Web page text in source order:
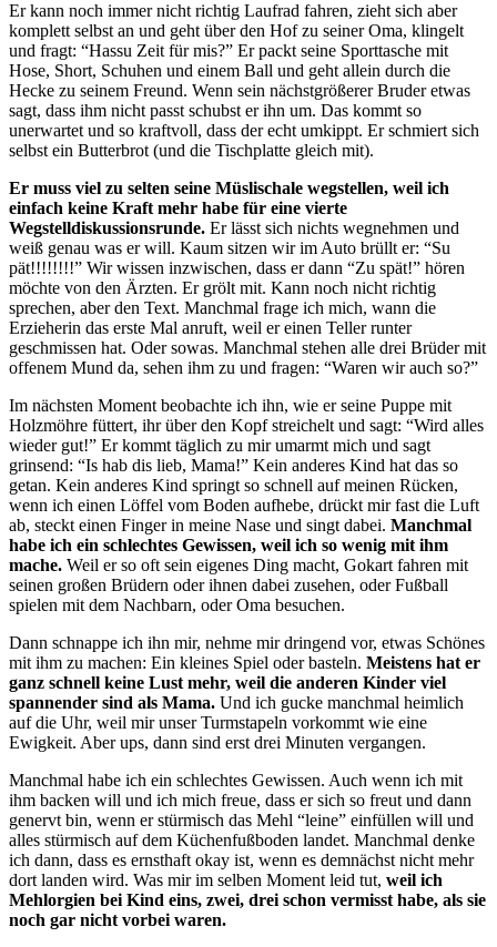
Er kann noch immer nicht richtig Laufrad fahren, zieht sich aber
komplett selbst an und geht über den Hof zu seiner Oma, klingelt
und fragt: “Hassu Zeit für mis?” Er packt seine Sporttasche mit
Hose, Short, Schuhen und einem Ball und geht allein durch die
Hecke zu seinem Freund. Wenn sein nächstgrößerer Bruder etwas
sagt, dass ihm nicht passt schubst er ihn um. Das kommt so
unerwartet und so kraftvoll, dass der echt umkippt. Er schmiert sich
selbst ein Butterbrot (und die Tischplatte gleich mit).
Er muss viel zu selten seine Müslischale wegstellen, weil ich
einfach keine Kraft mehr habe für eine vierte
Wegstelldiskussionsrunde. Er lässt sich nichts wegnehmen und
weiß genau was er will. Kaum sitzen wir im Auto brüllt er: “Su
pät!!!!!!!!” Wir wissen inzwischen, dass er dann “Zu spät!” hören
möchte von den Ärzten. Er grölt mit. Kann noch nicht richtig
sprechen, aber den Text. Manchmal frage ich mich, wann die
Erzieherin das erste Mal anruft, weil er einen Teller runter
geschmissen hat. Oder sowas. Manchmal stehen alle drei Brüder mit
offenem Mund da, sehen ihm zu und fragen: “Waren wir auch so?”
Im nächsten Moment beobachte ich ihn, wie er seine Puppe mit
Holzmöhre füttert, ihr über den Kopf streichelt und sagt: “Wird alles
wieder gut!” Er kommt täglich zu mir umarmt mich und sagt
grinsend: “Is hab dis lieb, Mama!” Kein anderes Kind hat das so
getan. Kein anderes Kind springt so schnell auf meinen Rücken,
wenn ich einen Löffel vom Boden aufhebe, drückt mir fast die Luft
ab, steckt einen Finger in meine Nase und singt dabei. Manchmal
habe ich ein schlechtes Gewissen, weil ich so wenig mit ihm
mache. Weil er so oft sein eigenes Ding macht, Gokart fahren mit
seinen großen Brüdern oder ihnen dabei zusehen, oder Fußball
spielen mit dem Nachbarn, oder Oma besuchen.
Dann schnappe ich ihn mir, nehme mir dringend vor, etwas Schönes
mit ihm zu machen: Ein kleines Spiel oder basteln. Meistens hat er
ganz schnell keine Lust mehr, weil die anderen Kinder viel
spannender sind als Mama. Und ich gucke manchmal heimlich
auf die Uhr, weil mir unser Turmstapeln vorkommt wie eine
Ewigkeit. Aber ups, dann sind erst drei Minuten vergangen.
Manchmal habe ich ein schlechtes Gewissen. Auch wenn ich mit
ihm backen will und ich mich freue, dass er sich so freut und dann
genervt bin, wenn er stürmisch das Mehl “leine” einfüllen will und
alles stürmisch auf dem Küchenfußboden landet. Manchmal denke
ich dann, dass es ernsthaft okay ist, wenn es demnächst nicht mehr
dort landen wird. Was mir im selben Moment leid tut, weil ich
Mehlorgien bei Kind eins, zwei, drei schon vermisst habe, als sie
noch gar nicht vorbei waren.